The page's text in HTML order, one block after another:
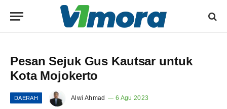
Pesan Sejuk Gus Kautsar untuk
Kota Mojokerto
DAERAH Alwi Ahmad 6 Agu 2023